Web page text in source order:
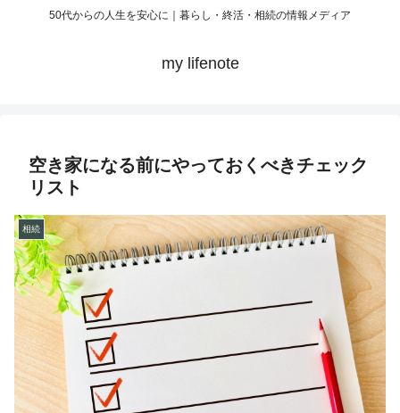
50代からの人生を安心に｜暮らし・終活・相続の情報メディア
my lifenote
空き家になる前にやっておくべきチェック
リスト
相続